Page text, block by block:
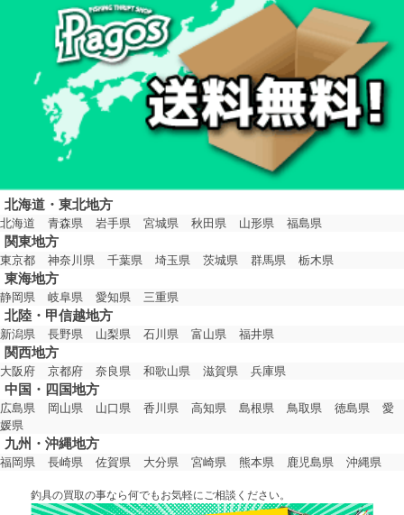
北海道・東北地方
北海道 青森県 岩手県 宮城県 秋田県 山形県 福島県
関東地方
東京都 神奈川県 千葉県 埼玉県 茨城県 群馬県 栃木県
東海地方
静岡県 岐阜県 愛知県 三重県
北陸・甲信越地方
新潟県 長野県 山梨県 石川県 富山県 福井県
関西地方
大阪府 京都府 奈良県 和歌山県 滋賀県 兵庫県
中国・四国地方
広島県 岡山県 山口県 香川県 高知県 島根県 鳥取県 徳島県
愛
媛県
九州・沖縄地方
福岡県 長崎県 佐賀県 大分県 宮崎県 熊本県 鹿児島県 沖縄県
釣具の買取の事なら何でもお気軽にご相談ください。